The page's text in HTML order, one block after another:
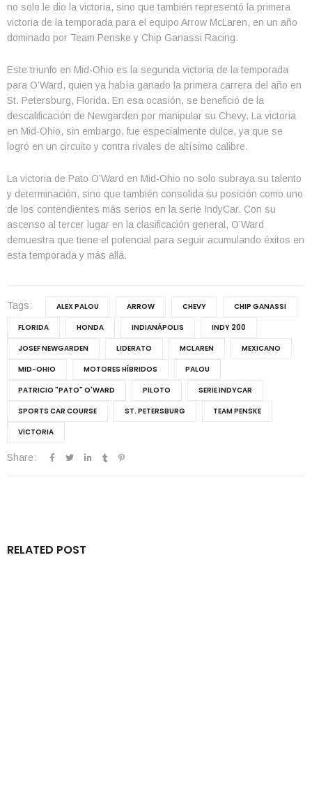
no solo le dio la victoria, sino que también representó la primera
victoria de la temporada para el equipo Arrow McLaren, en un año
dominado por Team Penske y Chip Ganassi Racing.
Este triunfo en Mid-Ohio es la segunda victoria de la temporada
para O’Ward, quien ya había ganado la primera carrera del año en
St. Petersburg, Florida. En esa ocasión, se benefició de la
descalificación de Newgarden por manipular su Chevy. La victoria
en Mid-Ohio, sin embargo, fue especialmente dulce, ya que se
logró en un circuito y contra rivales de altísimo calibre.
La victoria de Pato O’Ward en Mid-Ohio no solo subraya su talento
y determinación, sino que también consolida su posición como uno
de los contendientes más serios en la serie IndyCar. Con su
ascenso al tercer lugar en la clasificación general, O’Ward
demuestra que tiene el potencial para seguir acumulando éxitos en
esta temporada y más allá.
Tags: ALEX PALOU ARROW CHEVY
CHIP GANASSI
FLORIDA
HONDA INDIANÁPOLIS
INDY 200
JOSEF NEWGARDEN
LIDERATO MCLAREN
MEXICANO
MID-OHIO
MOTORES HÍBRIDOS
PALOU
PATRICIO "PATO" O'WARD
PILOTO
SERIE INDYCAR
SPORTS CAR COURSE
ST. PETERSBURG
TEAM PENSKE
VICTORIA
Share:
RELATED POST